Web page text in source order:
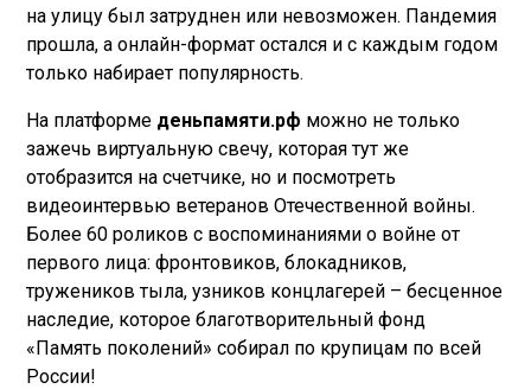
на улицу был затруднен или невозможен. Пандемия
прошла, а онлайн-формат остался и с каждым годом
только набирает популярность.
На платформе деньпамяти.рф можно не только
зажечь виртуальную свечу, которая тут же
отобразится на счетчике, но и посмотреть
видеоинтервью ветеранов Отечественной войны.
Более 60 роликов с воспоминаниями о войне от
первого лица: фронтовиков, блокадников,
тружеников тыла, узников концлагерей – бесценное
наследие, которое благотворительный фонд
«Память поколений» собирал по крупицам по всей
России!